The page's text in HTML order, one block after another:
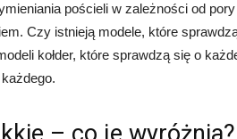
pościeli w zależności od
Czy istnieją modele, które
kołder, które sprawdzą się o